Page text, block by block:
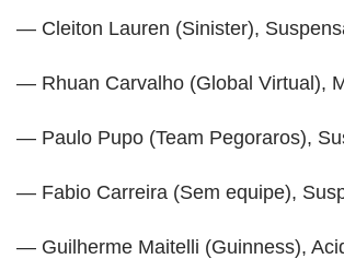
— Cleiton Lauren (Sinister),
— Rhuan Carvalho (Global Virtual),
— Paulo Pupo (Team Pegoraros),
— Fabio Carreira (Sem equipe),
— Guilherme Maitelli (Guinness),